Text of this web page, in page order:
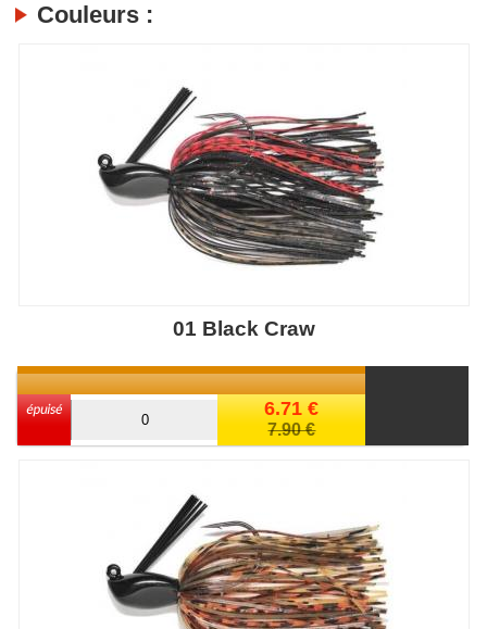
Couleurs :
01 Black Craw
6.71 €
7.90 €